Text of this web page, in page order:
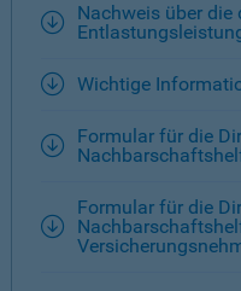
Nachweis über die
Wichtige
Formular für die
Formular für die